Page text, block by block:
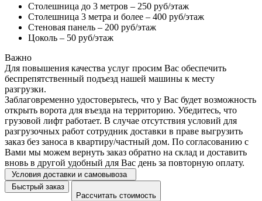
Столешница до 3 метров – 250 руб/этаж
Столешница 3 метра и более – 400 руб/этаж
Стеновая панель – 200 руб/этаж
Цоколь – 50 руб/этаж
Важно
Для повышения качества услуг просим Вас обеспечить
беспрепятственный подъезд нашей машины к месту
разгрузки.
Заблаговременно удостоверьтесь, что у Вас будет возможность
открыть ворота для въезда на территорию. Убедитесь, что
грузовой лифт работает. В случае отсутствия условий для
разгрузочных работ сотрудник доставки в праве выгрузить
заказ без заноса в квартиру/частный дом. По согласованию с
Вами мы можем вернуть заказ обратно на склад и доставить
вновь в другой удобный для Вас день за повторную оплату.
Условия доставки и самовывоза
Быстрый заказ
Рассчитать стоимость